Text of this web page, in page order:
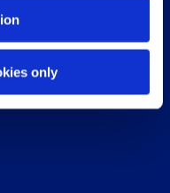
only